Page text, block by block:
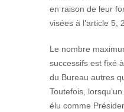
en raison de leur
visées à l’article 5,
Le nombre
successifs est fixé
du Bureau autres
Toutefois,
élu comme